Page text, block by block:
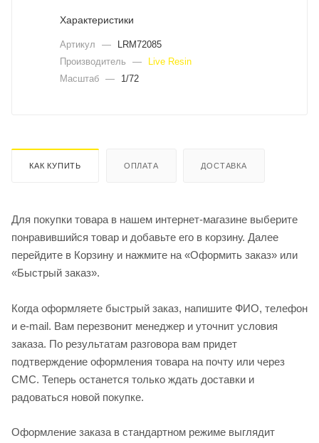
Характеристики
Артикул —
LRM72085
Производитель
—
Live Resin
Масштаб — 1/72
КАК КУПИТЬ ОПЛАТА ДОСТАВКА
Для покупки товара в нашем интернет-магазине выберите
понравившийся товар и добавьте его в корзину. Далее
перейдите в Корзину и нажмите на «Оформить заказ» или
«Быстрый заказ».
Когда оформляете быстрый заказ, напишите ФИО, телефон
и e-mail. Вам перезвонит менеджер и уточнит условия
заказа. По результатам разговора вам придет
подтверждение оформления товара на почту или через
СМС. Теперь останется только ждать доставки и
радоваться новой покупке.
Оформление заказа в стандартном режиме выглядит